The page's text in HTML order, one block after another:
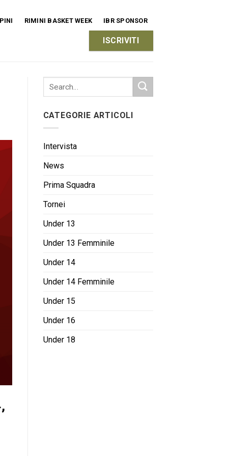
RIMINI BASKET WEEK IBR SPONSOR
ISCRIVITI
CATEGORIE ARTICOLI
Intervista
News
Prima Squadra
Tornei
Under 13
Under 13 Femminile
Under 14
Under 14 Femminile
Under 15
Under 16
Under 18